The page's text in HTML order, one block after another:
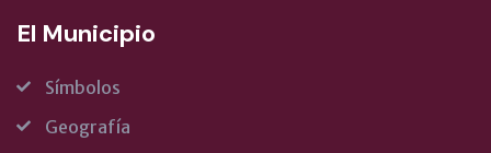
El Municipio
Símbolos
Geografía